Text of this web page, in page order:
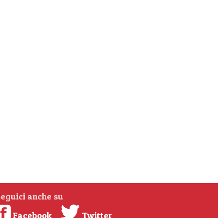
anche su
Facebook
Twitter